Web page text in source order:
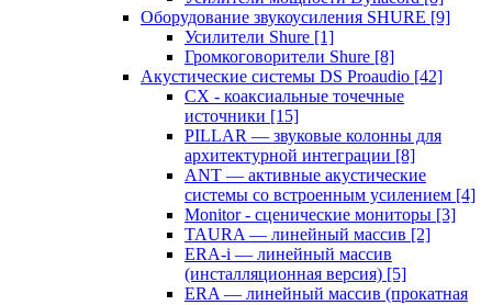
Оборудование звукоусиления SHURE [9]
Усилители Shure [1]
Громкоговорители Shure [8]
Акустические системы DS Proaudio [42]
CX - коаксиальные точечные
источники [15]
PILLAR — звуковые колонны для
архитектурной интеграции [8]
ANT — активные акустические
системы со встроенным усилением [4]
Monitor - сценические мониторы [3]
TAURA — линейный массив [2]
ERA-i — линейный массив
(инсталляционная версия) [5]
ERA — линейный массив (прокатная